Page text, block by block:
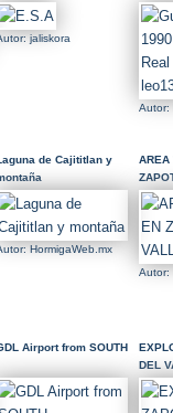
jaliskora
Autor:
de Cajititlan y
HormigaWeb.mx
AREA
Autor:
Airport from SOUTH
DEL